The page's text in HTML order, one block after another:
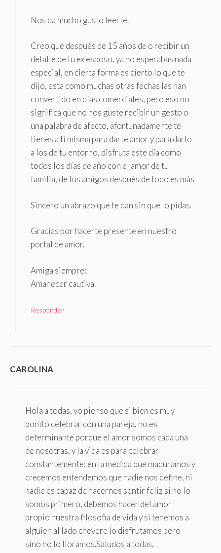
Nos da mucho gusto leerte.
Creo que después de 15 años de o recibir un
detalle de tu ex esposo, ya no esperabas nada
especial, en cierta forma es cierto lo que te
dijo, esta como muchas otras fechas las han
convertido en días comerciales, pero eso no
significa que no nos guste recibir un gesto o
una palabra de afecto, afortunadamente te
tienes a ti misma para darte amor y para darlo
a los de tu entorno, disfruta este día como
todos los días de año con el amor de tu
familia, de tus amigos después de todo es más
Sincero un abrazo que te dan sin que lo pidas.
Gracias por hacerte presente en nuestro
portal de amor.
Amiga siempre:
Amanecer cautiva.
Responder
CAROLINA
Hola a todas, yo pienso que si bien es muy
bonito celebrar con una pareja, no es
determinante porque el amor somos cada una
de nosotras, y la vida es para celebrar
constantemente; en la medida que maduramos y
crecemos entendemos que nadie nos define, ni
nadie es capaz de hacernos sentir feliz si no lo
somos primero, debemos hacer del amor
propio nuestra filosofia de vida y si tenemos a
alguien al lado chevere lo disfrutamos pero
sino no lo lloramos.Saludos a todas.